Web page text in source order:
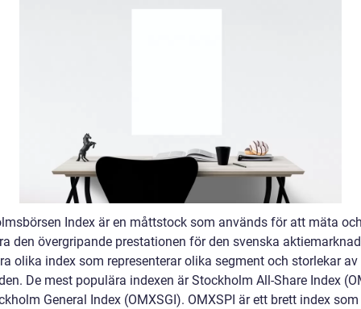
Index är en måttstock som används för att mäta
den övergripande prestationen för den svenska
olika index som representerar olika segment och storlekar av
De mest populära indexen är Stockholm All-Share Index
General Index (OMXSGI). OMXSPI är ett brett index som